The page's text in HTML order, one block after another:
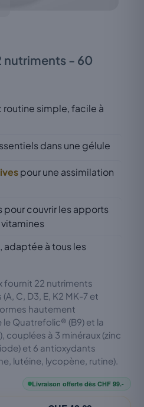
nutriments - 60
: routine simple, facile à
dans une gélule
pour une assimilation
pour couvrir les apports
, adaptée à tous les
fournit 22 nutriments
C, D3, E, K2 MK-7 et
hautement
Quatrefolic® (B9) et la
couplées à 3 minéraux (zinc
et 6 antioxydants
lutéine, lycopène, rutine).
Livraison offerte dès CHF 99.-